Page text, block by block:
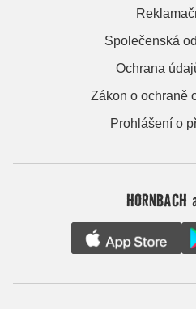
Společenská
Ochrana
Zákon o ochraně
Prohlášení o